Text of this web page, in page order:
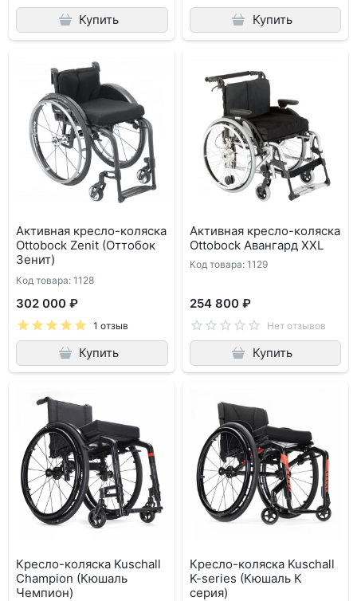
Купить Купить
Активная кресло-коляска
Ottobock Zenit (Оттобок
Зенит)
Код товара: 1128
302 000 ₽
1 отзыв
Купить
Активная кресло-коляска
Ottobock Авангард XXL
Код товара: 1129
254 800 ₽
Нет отзывов
Купить
Кресло-коляска Kuschall
Champion (Кюшаль
Чемпион)
Кресло-коляска Kuschall
K-series (Кюшаль К
серия)